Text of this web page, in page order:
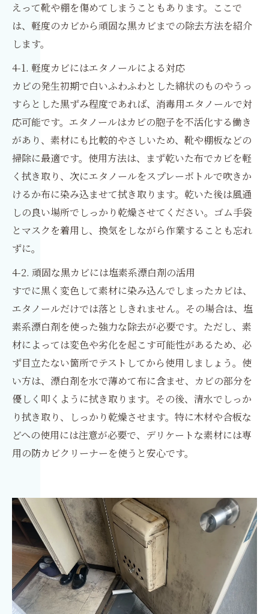
えって靴や棚を傷めてしまうこともあります。ここで
は、軽度のカビから頑固な黒カビまでの除去方法を紹介
します。
4-1. 軽度カビにはエタノールによる対応
カビの発生初期で白いふわふわとした綿状のものやうっ
すらとした黒ずみ程度であれば、消毒用エタノールで対
応可能です。エタノールはカビの胞子を不活化する働き
があり、素材にも比較的やさしいため、靴や棚板などの
掃除に最適です。使用方法は、まず乾いた布でカビを軽
く拭き取り、次にエタノールをスプレーボトルで吹きか
けるか布に染み込ませて拭き取ります。乾いた後は風通
しの良い場所でしっかり乾燥させてください。ゴム手袋
とマスクを着用し、換気をしながら作業することも忘れ
ずに。
4-2. 頑固な黒カビには塩素系漂白剤の活用
すでに黒く変色して素材に染み込んでしまったカビは、
エタノールだけでは落としきれません。その場合は、塩
素系漂白剤を使った強力な除去が必要です。ただし、素
材によっては変色や劣化を起こす可能性があるため、必
ず目立たない箇所でテストしてから使用しましょう。使
い方は、漂白剤を水で薄めて布に含ませ、カビの部分を
優しく叩くように拭き取ります。その後、清水でしっか
り拭き取り、しっかり乾燥させます。特に木材や合板な
どへの使用には注意が必要で、デリケートな素材には専
用の防カビクリーナーを使うと安心です。